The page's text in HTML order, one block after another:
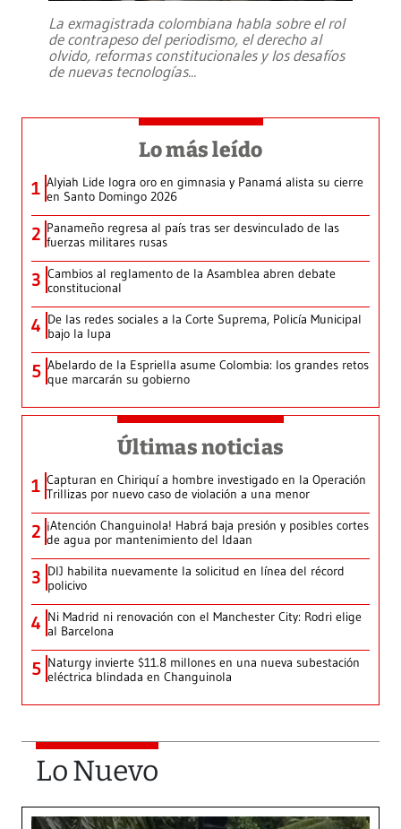
La exmagistrada colombiana habla sobre el rol
de contrapeso del periodismo, el derecho al
olvido, reformas constitucionales y los desafíos
de nuevas tecnologías...
Lo más leído
1 Alyiah Lide logra oro en gimnasia y Panamá alista su cierre
en Santo Domingo 2026
2 Panameño regresa al país tras ser desvinculado de las
fuerzas militares rusas
3 Cambios al reglamento de la Asamblea abren debate
constitucional
4 De las redes sociales a la Corte Suprema, Policía Municipal
bajo la lupa
5 Abelardo de la Espriella asume Colombia: los grandes retos
que marcarán su gobierno
Últimas noticias
1 Capturan en Chiriquí a hombre investigado en la Operación
Trillizas por nuevo caso de violación a una menor
2 ¡Atención Changuinola! Habrá baja presión y posibles cortes
de agua por mantenimiento del Idaan
3 DIJ habilita nuevamente la solicitud en línea del récord
policivo
4 Ni Madrid ni renovación con el Manchester City: Rodri elige
al Barcelona
5 Naturgy invierte $11.8 millones en una nueva subestación
eléctrica blindada en Changuinola
Lo Nuevo